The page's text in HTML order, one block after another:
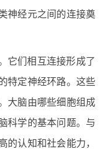
神经元之间的连接奠
它们相互连接形成了
特定神经环路。这些
大脑由哪些细胞组成
科学的基本问题。与
的认知和社会能力，